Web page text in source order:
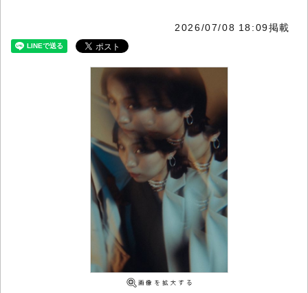
2026/07/08 18:09掲載